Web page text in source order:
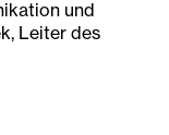
und
Leiter des